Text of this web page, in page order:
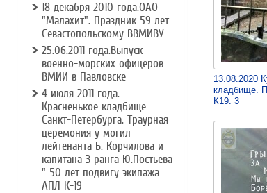
18 декабря 2010 года.ОАО
"Малахит". Праздник 59 лет
Севастопольскому ВВМИВУ
25.06.2011 года.Выпуск
военно-морских офицеров
ВМИИ в Павловске
4 июля 2011 года.
Красненькое кладбище
Санкт-Петербурга. Траурная
церемония у могил
лейтенанта Б. Корчилова и
капитана 3 ранга Ю.Постьева
" 50 лет подвигу экипажа
АПЛ К-19
13.08.2020
кладбище.
К19. 3